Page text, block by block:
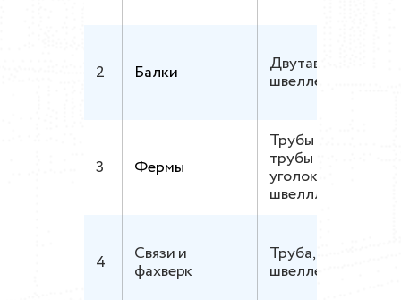
2 Балки Двутавр, листы,
швеллер
3 Фермы
Трубы кругл.,
трубы проф.,
уголок,
швелллер
4 Связи и
фахверк
Труба, угол,
швеллер гнутый